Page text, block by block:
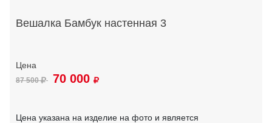
Вешалка Бамбук настенная 3
87 500 70 000
Цена указана на изделие на фото и является